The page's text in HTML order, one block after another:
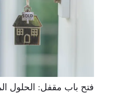
فتح باب مقفل: الحلول